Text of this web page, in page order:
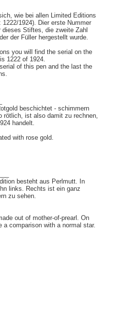
wie bei allen Limited Editions
1222/1924). Dier erste Nummer
Stiftes, die zweite Zahl
der Füller hergestellt wurde.
you will find the serial on the
1222 of 1924.
of this pen and the last the
beschichtet - schimmern
rötlich, ist also damit zu rechnen,
handelt.
with rose gold.
besteht aus Perlmutt. In
links. Rechts ist ein ganz
zu sehen.
out of mother-of-prearl. On
a comparison with a normal star.